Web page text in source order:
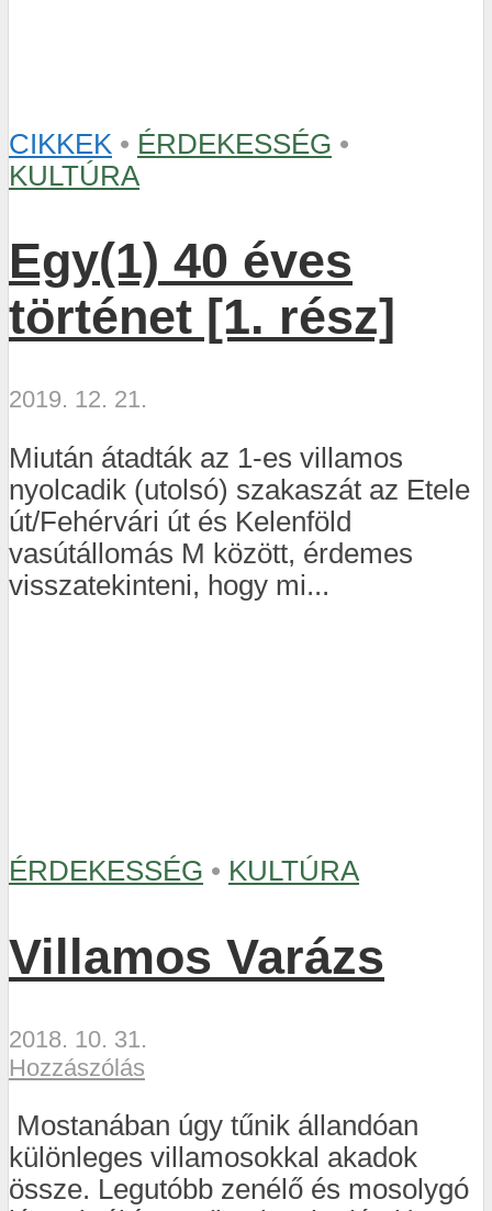
CIKKEK • ÉRDEKESSÉG •
KULTÚRA
Egy(1) 40 éves
történet [1. rész]
2019. 12. 21.
Miután átadták az 1-es villamos
nyolcadik (utolsó) szakaszát az Etele
út/Fehérvári út és Kelenföld
vasútállomás M között, érdemes
visszatekinteni, hogy mi...
ÉRDEKESSÉG • KULTÚRA
Villamos Varázs
2018. 10. 31.
Hozzászólás
Mostanában úgy tűnik állandóan
különleges villamosokkal akadok
össze. Legutóbb zenélő és mosolygó